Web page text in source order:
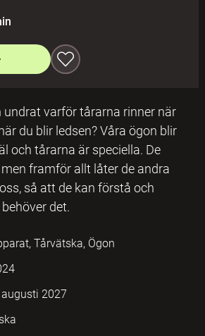
undrat varför tårarna rinner när
du blir ledsen? Våra ögon blir
och tårarna är speciella. De
framför allt låter de andra
så att de kan förstå och
det.
Tårvätska, Ögon
2027